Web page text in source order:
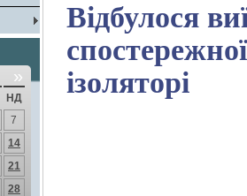
»
НД
7
14
21
28
Відбулося
ізоляторі